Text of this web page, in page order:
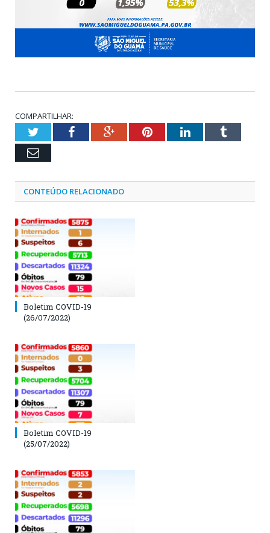
COMPARTILHAR:
TwitterFacebookGoogle+PinterestLinkedInTumblr
Email
CONTEÚDO RELACIONADO
Boletim COVID-19
(26/07/2022)
Boletim COVID-19
(25/07/2022)